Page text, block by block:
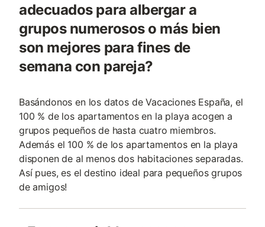
adecuados para albergar a
grupos numerosos o más bien
son mejores para fines de
semana con pareja?
Basándonos en los datos de Vacaciones España, el
100 % de los apartamentos en la playa acogen a
grupos pequeños de hasta cuatro miembros.
Además el 100 % de los apartamentos en la playa
disponen de al menos dos habitaciones separadas.
Así pues, es el destino ideal para pequeños grupos
de amigos!